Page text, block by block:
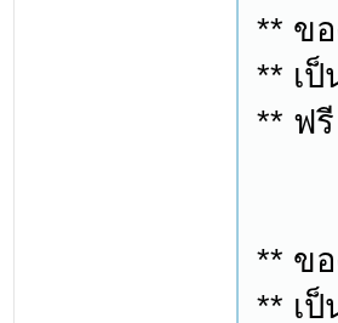
** ข
** เ
** ฟ
** ข
** เ